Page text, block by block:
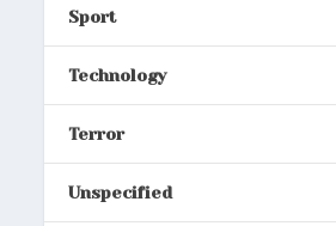
Sport
Technology
Terror
Unspecified